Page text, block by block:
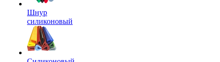
Шнур
силиконовый